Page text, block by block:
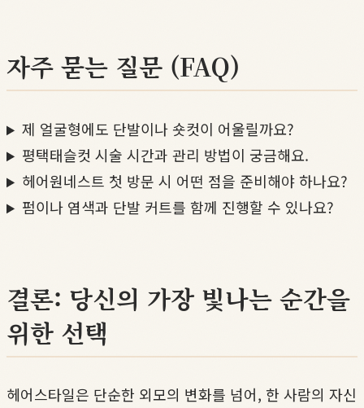
자주 묻는 질문 (FAQ)
제 얼굴형에도 단발이나 숏컷이 어울릴까요?
평택태슬컷 시술 시간과 관리 방법이 궁금해요.
헤어원네스트 첫 방문 시 어떤 점을 준비해야 하나요?
펌이나 염색과 단발 커트를 함께 진행할 수 있나요?
결론: 당신의 가장 빛나는 순간을
위한 선택
헤어스타일은 단순한 외모의 변화를 넘어, 한 사람의 자신